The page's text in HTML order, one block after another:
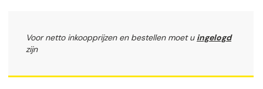
Voor netto inkoopprijzen en bestellen moet u ingelogd
zijn